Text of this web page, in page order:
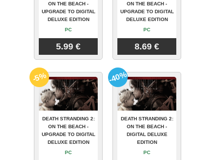
ON THE BEACH -
UPGRADE TO DIGITAL
DELUXE EDITION
PC
5.99 €
ON THE BEACH -
UPGRADE TO DIGITAL
DELUXE EDITION
PC
8.69 €
DEATH STRANDING 2:
ON THE BEACH -
UPGRADE TO DIGITAL
DELUXE EDITION
PC
-5%
DEATH STRANDING 2:
ON THE BEACH -
DIGITAL DELUXE
EDITION
PC
-40%